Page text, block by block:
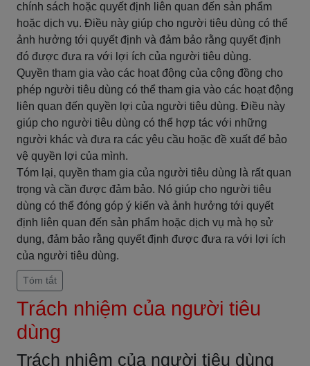
chính sách hoặc quyết định liên quan đến sản phẩm
hoặc dịch vụ. Điều này giúp cho người tiêu dùng có thể
ảnh hưởng tới quyết định và đảm bảo rằng quyết định
đó được đưa ra với lợi ích của người tiêu dùng.
Quyền tham gia vào các hoạt động của cộng đồng cho
phép người tiêu dùng có thể tham gia vào các hoạt động
liên quan đến quyền lợi của người tiêu dùng. Điều này
giúp cho người tiêu dùng có thể hợp tác với những
người khác và đưa ra các yêu cầu hoặc đề xuất để bảo
vệ quyền lợi của mình.
Tóm lại, quyền tham gia của người tiêu dùng là rất quan
trọng và cần được đảm bảo. Nó giúp cho người tiêu
dùng có thể đóng góp ý kiến và ảnh hưởng tới quyết
định liên quan đến sản phẩm hoặc dịch vụ mà họ sử
dụng, đảm bảo rằng quyết định được đưa ra với lợi ích
của người tiêu dùng.
Tóm tắt
Trách nhiệm của người tiêu
dùng
Trách nhiệm của người tiêu dùng